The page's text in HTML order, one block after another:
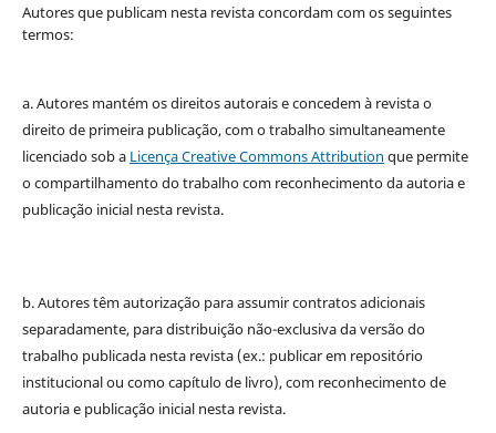
Autores que publicam nesta revista concordam com os seguintes
termos:
a. Autores mantém os direitos autorais e concedem à revista o
direito de primeira publicação, com o trabalho simultaneamente
licenciado sob a Licença Creative Commons Attribution que permite
o compartilhamento do trabalho com reconhecimento da autoria e
publicação inicial nesta revista.
b. Autores têm autorização para assumir contratos adicionais
separadamente, para distribuição não-exclusiva da versão do
trabalho publicada nesta revista (ex.: publicar em repositório
institucional ou como capítulo de livro), com reconhecimento de
autoria e publicação inicial nesta revista.